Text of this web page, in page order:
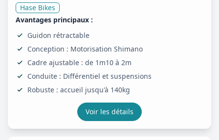
Hase Bikes
Avantages principaux :
Guidon rétractable
Conception : Motorisation Shimano
Cadre ajustable : de 1m10 à 2m
Conduite : Différentiel et suspensions
Robuste : accueil jusqu'à 140kg
Voir les détails